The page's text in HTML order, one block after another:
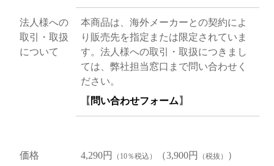
法人様への
取引・取扱
について
本商品は、海外メーカーとの契約によ
り販売先を指定または限定されていま
す。法人様への取引・取扱につきまし
ては、弊社担当窓口まで問い合わせく
ださい。
【 問い合わせフォーム 】
価格 4,290円 （10％税込） （3,900円 （税抜） ）